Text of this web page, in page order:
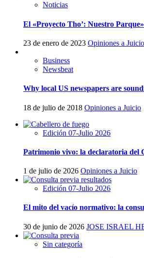
Noticias
El «Proyecto Tho’: Nuestro
23 de enero de 2023 Opiniones a Juicio
Business
Newsbeat
Why local US newspapers are
18 de julio de 2018 Opiniones a Juicio
Edición 07-Julio 2026
Patrimonio vivo: la declaratoria del
1 de julio de 2026 Opiniones a Juicio
Edición 07-Julio 2026
El mito del vacío normativo: la
30 de junio de 2026 JOSE ISRAEL
Sin categoría